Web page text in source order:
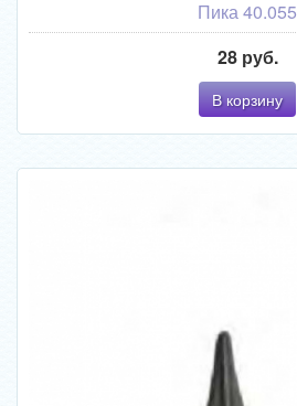
Пика 40.055
28 руб.
В корзину